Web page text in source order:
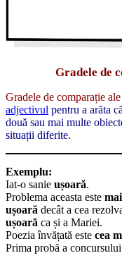
Gradele de
Gradele de comparație
adjectivul pentru a arăta
două sau mai multe
situații diferite.
Exemplu:
Iat-o sanie ușoară.
Problema aceasta este
ușoară decât a cea
ușoară ca și a Mariei.
Poezia învățată este cea
Prima probă a concursului